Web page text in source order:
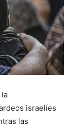
israelíes
las